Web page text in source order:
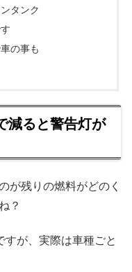
タンク
の事も
減ると警告灯が
が残りの燃料がどのく
？
すが、実際は車種ごと